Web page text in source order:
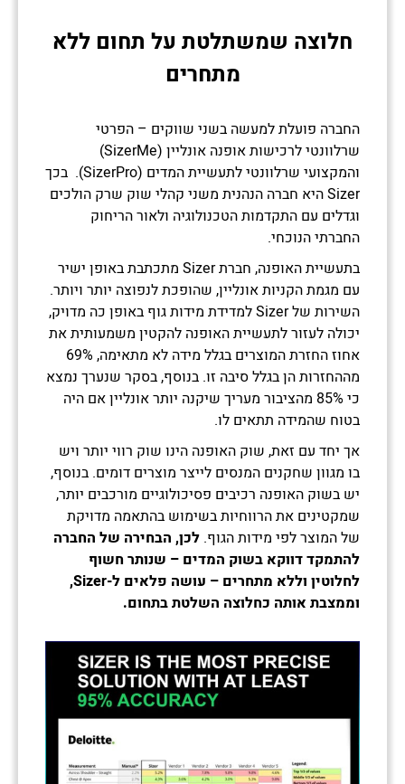
חלוצה שמשתלטת על תחום ללא
מתחרים
החברה פועלת למעשה בשני שווקים – הפרטי
שרלוונטי לרכישות אופנה אונליין (SizerMe)
והמקצועי שרלוונטי לתעשיית המדים (SizerPro). בכך
Sizer היא חברה הנהנית משני קהלי שוק שרק הולכים
וגדלים עם התקדמות הטכנולוגיה ולאור הריחוק
החברתי הנוכחי.
בתעשיית האופנה, חברת Sizer מתכתבת באופן ישיר
עם מגמת הקניות אונליין, שהופכת לנפוצה יותר ויותר.
השירות של Sizer למדידת מידות גוף באופן כה מדויק,
יכולה לעזור לתעשיית האופנה להקטין משמעותית את
אחוז החזרת המוצרים בגלל מידה לא מתאימה, 69%
מההחזרות הן בגלל סיבה זו. בנוסף, בסקר שנערך נמצא
כי 85% מהציבור מעריך שיקנה יותר אונליין אם היה
בטוח שהמידה תתאים לו.
אך יחד עם זאת, שוק האופנה הינו שוק רווי יותר ויש
בו מגוון שחקנים המנסים לייצר מוצרים דומים. בנוסף,
יש בשוק האופנה רכיבים פסיכולוגיים מורכבים יותר,
שמקטינים את הרווחיות בשימוש בהתאמה מדויקת
של המוצר לפי מידות הגוף. לכן, הבחירה של החברה
להתמקד דווקא בשוק המדים – שנותר חשוף
לחלוטין וללא מתחרים – עושה פלאים ל-Sizer
,
וממצבת אותה כחלוצה השלטת בתחום.